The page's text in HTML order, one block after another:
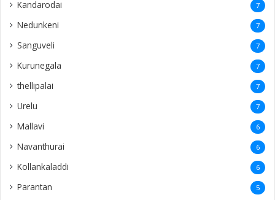
Kandarodai 7
Nedunkeni 7
Sanguveli 7
Kurunegala 7
thellipalai 7
Urelu 7
Mallavi 6
Navanthurai 6
Kollankaladdi 6
Parantan 5